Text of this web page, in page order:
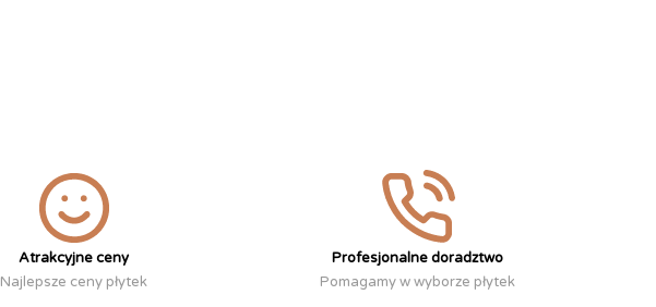
Atrakcyjne ceny
Najlepsze ceny płytek
Profesjonalne doradztwo
Pomagamy w wyborze płytek